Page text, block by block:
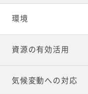
環境
資源の有効活用
気候変動への対応